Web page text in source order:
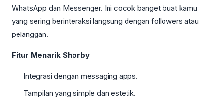
WhatsApp dan Messenger. Ini cocok banget buat kamu
yang sering berinteraksi langsung dengan followers atau
pelanggan.
Fitur Menarik Shorby
Integrasi dengan messaging apps.
Tampilan yang simple dan estetik.